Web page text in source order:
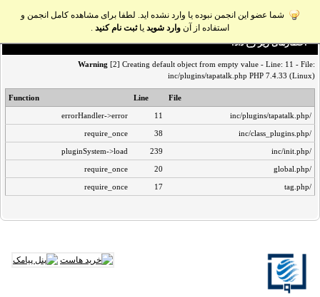
شما عضو این انجمن نبوده یا وارد نشده اید. لطفا برای مشاهده کامل انجمن و
استفاده از آن وارد شوید یاثبت نام کنید .
اخطار‌های زیر رخ داد:
Warning [2] Creating default object from empty value - Line: 11 - File:
inc/plugins/tapatalk.php PHP 7.4.33 (Linux)
File
Line
Function
/inc/plugins/tapatalk.php
11
errorHandler->error
/inc/class_plugins.php
38
require_once
/inc/init.php
239
pluginSystem->load
/global.php
20
require_once
/tag.php
17
require_once